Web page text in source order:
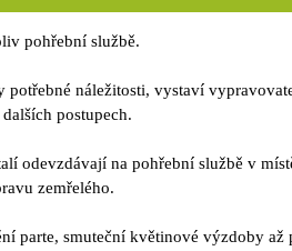
pohřební službě.
potřebné náležitosti, vystaví
postupech.
odevzdávají na pohřební službě v
zemřelého.
parte, smuteční květinové výzdoby až